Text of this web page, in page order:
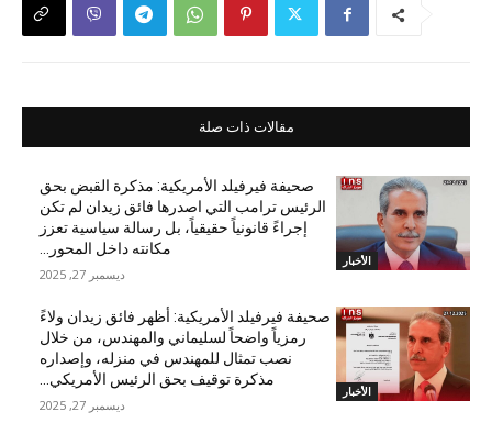
مقالات ذات صلة
الأخبار
صحيفة فيرفيلد الأمريكية: مذكرة القبض بحق
الرئيس ترامب التي اصدرها فائق زيدان لم تكن
إجراءً قانونياً حقيقياً، بل رسالة سياسية تعزز
مكانته داخل المحور...
ديسمبر 27, 2025
الأخبار
صحيفة فيرفيلد الأمريكية: أظهر فائق زيدان ولاءً
رمزياً واضحاً لسليماني والمهندس، من خلال
نصب تمثال للمهندس في منزله، وإصداره
مذكرة توقيف بحق الرئيس الأمريكي...
ديسمبر 27, 2025